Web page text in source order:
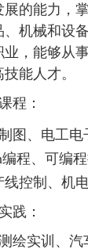
展的能力，
、机械和设
业，能够从
能人才。
程：
图、电工
编程、可编
线控制、机
践：
绘实训、 汽